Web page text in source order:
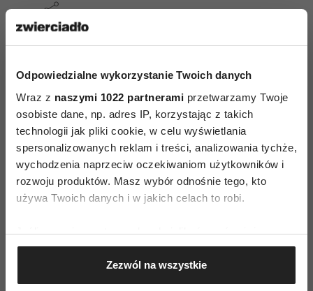
Odpowiedzialne wykorzystanie Twoich danych
Wraz z naszymi 1022 partnerami przetwarzamy Twoje
osobiste dane, np. adres IP, korzystając z takich
technologii jak pliki cookie, w celu wyświetlania
spersonalizowanych reklam i treści, analizowania tychże,
wychodzenia naprzeciw oczekiwaniom użytkowników i
rozwoju produktów. Masz wybór odnośnie tego, kto
używa Twoich danych i w jakich celach to robi.
Jeśli wyrazisz na to zgodę, chcielibyśmy również:
Gromadzić dane dotyczące Twojej lokalizacji
geograficznej z dokładnością nawet do kilku metrów
Identyfikować Twoje urządzenie, aktywnie
Zezwól na wszystkie